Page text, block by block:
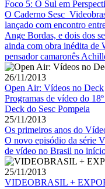
Foco 5: O Sul em
O Caderno
lançado com encontro
Ange Bordas, e dois dos
ainda com obra inédita de
pensador camaronês
26/11/2013
Open Air: Vídeos no Deck
Programas de vídeo do
Deck do Sesc Pompeia
25/11/2013
Os primeiros anos do
O novo episódio da série
de vídeo no Brasil no
25/11/2013
VIDEOBRASIL +